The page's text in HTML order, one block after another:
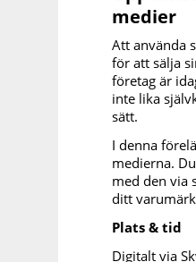
medier
Att använda
för att sälja
företag är
inte lika
sätt.
I denna
medierna.
med den via
ditt
Plats & tid
Digitalt via